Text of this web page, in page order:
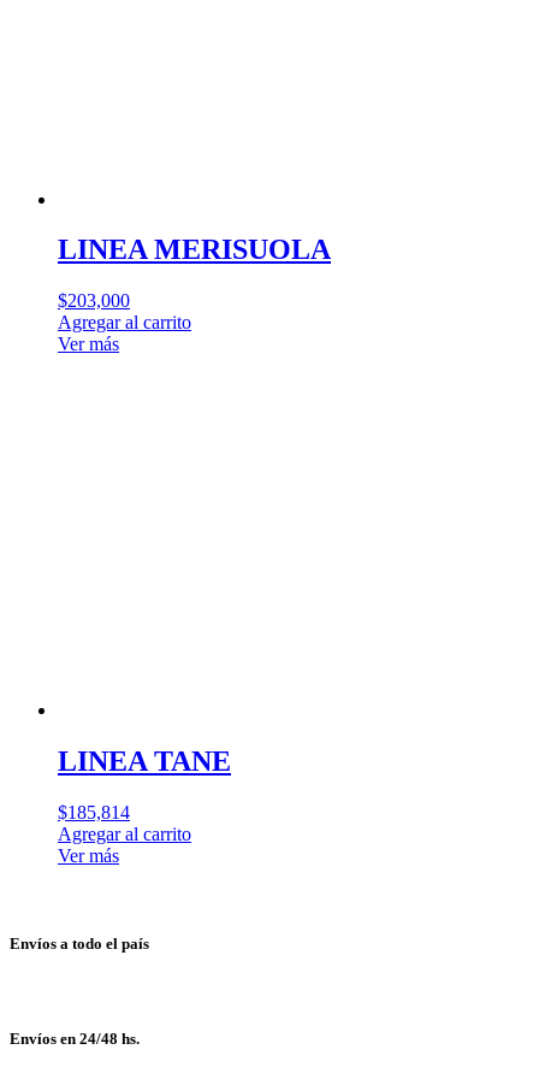
LINEA MERISUOLA
$203,000
Agregar al carrito
Ver más
LINEA TANE
$185,814
Agregar al carrito
Ver más
Envíos a todo el país
Envíos en 24/48 hs.